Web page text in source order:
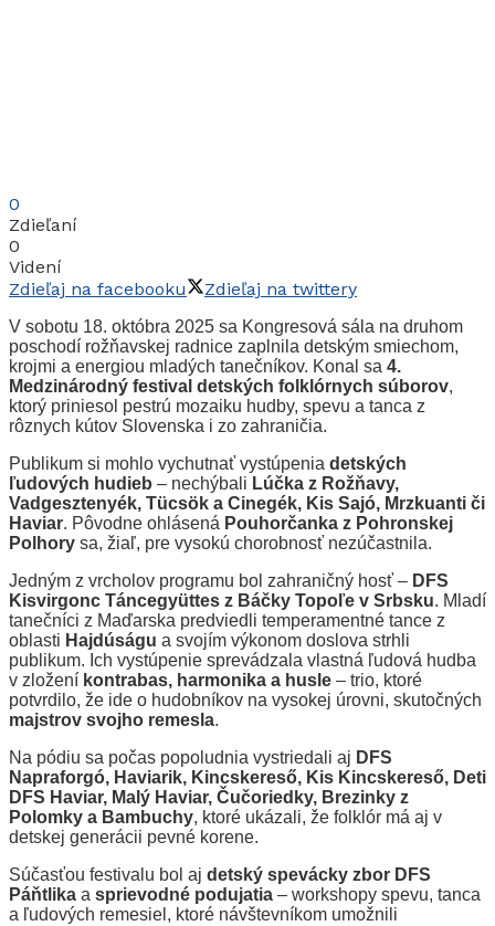
0
Zdieľaní
0
Videní
Zdieľaj na facebooku
Zdieľaj na twittery
V sobotu 18. októbra 2025 sa Kongresová sála na druhom
poschodí rožňavskej radnice zaplnila detským smiechom,
krojmi a energiou mladých tanečníkov. Konal sa 4.
Medzinárodný festival detských folklórnych súborov,
ktorý priniesol pestrú mozaiku hudby, spevu a tanca z
rôznych kútov Slovenska i zo zahraničia.
Publikum si mohlo vychutnať vystúpenia detských
ľudových hudieb – nechýbali Lúčka z Rožňavy,
Vadgesztenyék, Tücsök a Cinegék, Kis Sajó, Mrzkuanti či
Haviar. Pôvodne ohlásená Pouhorčanka z Pohronskej
Polhory sa, žiaľ, pre vysokú chorobnosť nezúčastnila.
Jedným z vrcholov programu bol zahraničný hosť – DFS
Kisvirgonc Táncegyüttes z Báčky Topoľe v Srbsku. Mladí
tanečníci z Maďarska predviedli temperamentné tance z
oblasti Hajdúságu a svojím výkonom doslova strhli
publikum. Ich vystúpenie sprevádzala vlastná ľudová hudba
v zložení kontrabas, harmonika a husle – trio, ktoré
potvrdilo, že ide o hudobníkov na vysokej úrovni, skutočných
majstrov svojho remesla.
Na pódiu sa počas popoludnia vystriedali aj DFS
Napraforgó, Haviarik, Kincskereső, Kis Kincskereső, Deti
DFS Haviar, Malý Haviar, Čučoriedky, Brezinky z
Polomky a Bambuchy, ktoré ukázali, že folklór má aj v
detskej generácii pevné korene.
Súčasťou festivalu bol aj detský spevácky zbor DFS
Páňtlika a sprievodné podujatia – workshopy spevu, tanca
a ľudových remesiel, ktoré návštevníkom umožnili